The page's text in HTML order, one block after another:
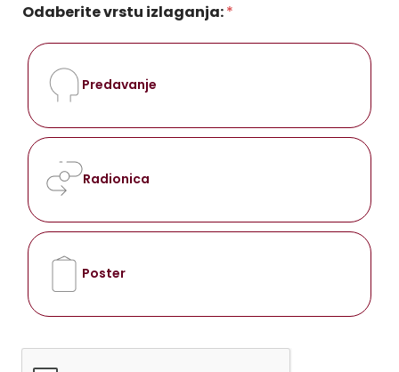
u
b
e
e
s
a
n
o
*
Odaberite vrstu izlaganja:*
Predavanje
Radionica
Poster